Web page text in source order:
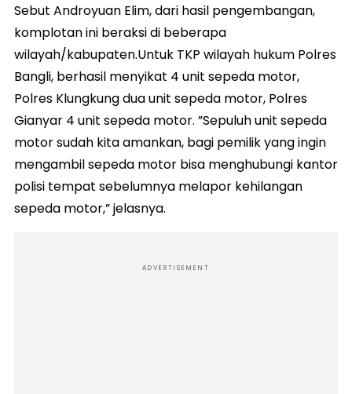
Sebut Androyuan Elim, dari hasil pengembangan,
komplotan ini beraksi di beberapa
wilayah/kabupaten.Untuk TKP wilayah hukum Polres
Bangli, berhasil menyikat 4 unit sepeda motor,
Polres Klungkung dua unit sepeda motor, Polres
Gianyar 4 unit sepeda motor. ”Sepuluh unit sepeda
motor sudah kita amankan, bagi pemilik yang ingin
mengambil sepeda motor bisa menghubungi kantor
polisi tempat sebelumnya melapor kehilangan
sepeda motor,” jelasnya.
ADVERTISEMENT